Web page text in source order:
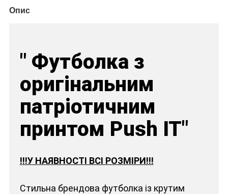
Опис
" Футболка з
оригінальним
патріотичним
принтом Push IT"
!!!У НАЯВНОСТІ ВСІ РОЗМІРИ!!!
Стильна брендова футболка із крутим